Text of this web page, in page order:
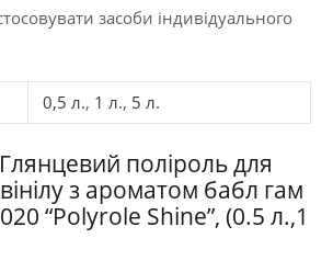
засоби індивідуального
0,5 л., 1 л., 5 л.
Глянцевий поліроль для
з ароматом бабл гам
“Polyrole Shine”, (0.5 л.,1